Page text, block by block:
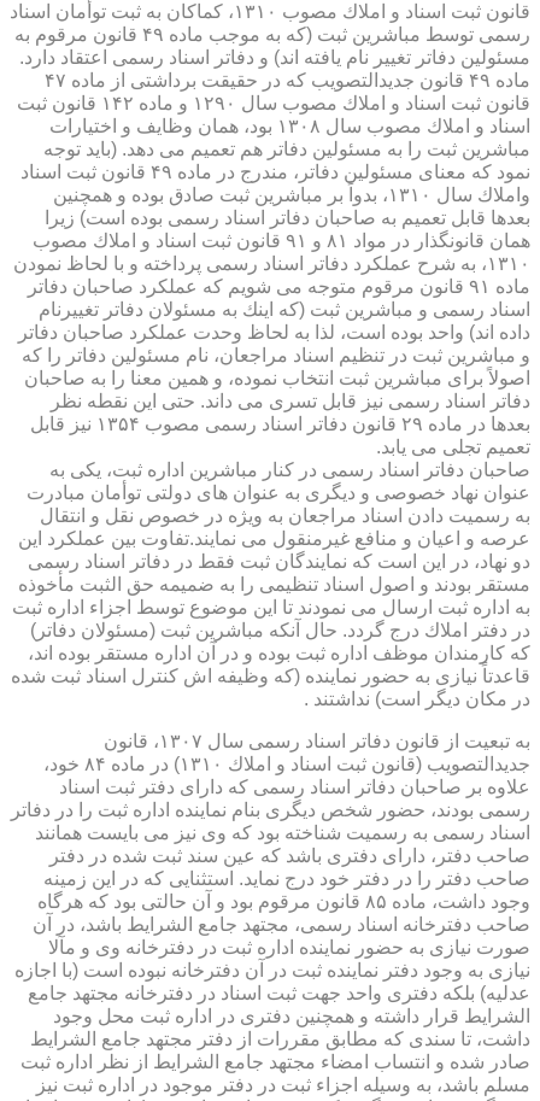
قانون ثبت اسناد و املاك مصوب ۱۳۱۰، كماكان به ثبت توأمان اسناد
رسمی توسط مباشرین ثبت (كه به موجب ماده ۴۹ قانون مرقوم به
مسئولین دفاتر تغییر نام یافته اند) و دفاتر اسناد رسمی اعتقاد دارد.
ماده ۴۹ قانون جدیدالتصویب كه در حقیقت برداشتی از ماده ۴۷
قانون ثبت اسناد و املاك مصوب سال ۱۲۹۰ و ماده ۱۴۲ قانون ثبت
اسناد و املاك مصوب سال ۱۳۰۸ بود، همان وظایف و اختیارات
مباشرین ثبت را به مسئولین دفاتر هم تعمیم می دهد. (باید توجه
نمود كه معنای مسئولین دفاتر، مندرج در ماده ۴۹ قانون ثبت اسناد
واملاك سال ۱۳۱۰، بدواً بر مباشرین ثبت صادق بوده و همچنین
بعدها قابل تعمیم به صاحبان دفاتر اسناد رسمی بوده است) زیرا
همان قانونگذار در مواد ۸۱ و ۹۱ قانون ثبت اسناد و املاك مصوب
۱۳۱۰، به شرح عملكرد دفاتر اسناد رسمی پرداخته و با لحاظ نمودن
ماده ۹۱ قانون مرقوم متوجه می شویم كه عملكرد صاحبان دفاتر
اسناد رسمی و مباشرین ثبت (كه اینك به مسئولان دفاتر تغییرنام
داده اند) واحد بوده است، لذا به لحاظ وحدت عملكرد صاحبان دفاتر
و مباشرین ثبت در تنظیم اسناد مراجعان، نام مسئولین دفاتر را كه
اصولاً برای مباشرین ثبت انتخاب نموده، و همین معنا را به صاحبان
دفاتر اسناد رسمی نیز قابل تسری می داند. حتی این نقطه نظر
بعدها در ماده ۲۹ قانون دفاتر اسناد رسمی مصوب ۱۳۵۴ نیز قابل
تعمیم تجلی می یابد.
صاحبان دفاتر اسناد رسمی در كنار مباشرین اداره ثبت، یكی به
عنوان نهاد خصوصی و دیگری به عنوان های دولتی توأمان مبادرت
به رسمیت دادن اسناد مراجعان به ویژه در خصوص نقل و انتقال
عرصه و اعیان و منافع غیرمنقول می نمایند.تفاوت بین عملكرد این
دو نهاد، در این است كه نمایندگان ثبت فقط در دفاتر اسناد رسمی
مستقر بودند و اصول اسناد تنظیمی را به ضمیمه حق الثبت مأخوذه
به اداره ثبت ارسال می نمودند تا این موضوع توسط اجزاء اداره ثبت
در دفتر املاك درج گردد. حال آنكه مباشرین ثبت (مسئولان دفاتر)
كه كارمندان موظف اداره ثبت بوده و در آن اداره مستقر بوده اند،
قاعدتاً نیازی به حضور نماینده (كه وظیفه اش كنترل اسناد ثبت شده
در مكان دیگر است) نداشتند .
به تبعیت از قانون دفاتر اسناد رسمی سال ۱۳۰۷، قانون
جدیدالتصویب (قانون ثبت اسناد و املاك ۱۳۱۰) در ماده ۸۴ خود،
علاوه بر صاحبان دفاتر اسناد رسمی كه دارای دفتر ثبت اسناد
رسمی بودند، حضور شخص دیگری بنام نماینده اداره ثبت را در دفاتر
اسناد رسمی به رسمیت شناخته بود كه وی نیز می بایست همانند
صاحب دفتر، دارای دفتری باشد كه عین سند ثبت شده در دفتر
صاحب دفتر را در دفتر خود درج نماید. استثنایی كه در این زمینه
وجود داشت، ماده ۸۵ قانون مرقوم بود و آن حالتی بود كه هرگاه
صاحب دفترخانه اسناد رسمی، مجتهد جامع الشرایط باشد، در آن
صورت نیازی به حضور نماینده اداره ثبت در دفترخانه وی و مآلا
نیازی به وجود دفتر نماینده ثبت در آن دفترخانه نبوده است (با اجازه
عدلیه) بلكه دفتری واحد جهت ثبت اسناد در دفترخانه مجتهد جامع
الشرایط قرار داشته و همچنین دفتری در اداره ثبت محل وجود
داشت، تا سندی كه مطابق مقررات از دفتر مجتهد جامع الشرایط
صادر شده و انتساب امضاء مجتهد جامع الشرایط از نظر اداره ثبت
مسلم باشد، به وسیله اجزاء ثبت در دفتر موجود در اداره ثبت نیز